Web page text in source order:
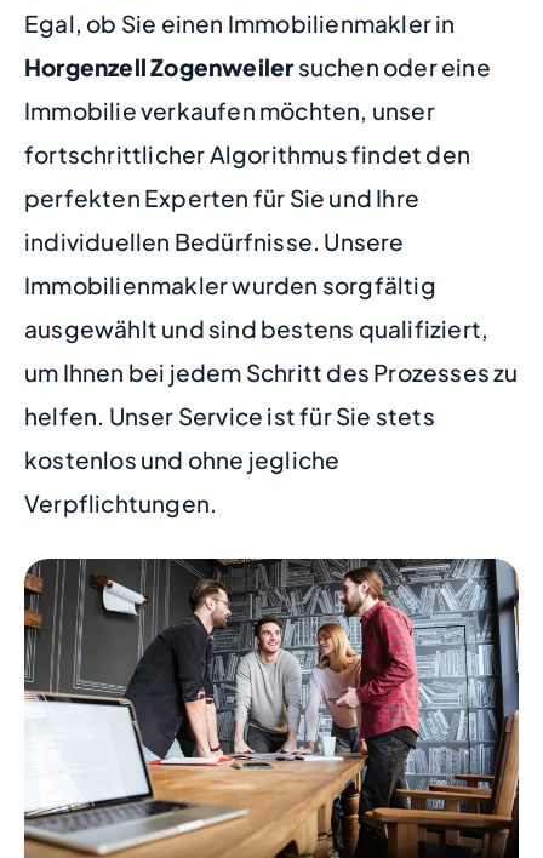
Egal, ob Sie einen Immobilienmakler in
Horgenzell Zogenweilersuchen oder eine
Immobilie verkaufen möchten, unser
fortschrittlicher Algorithmus findet den
perfekten Experten für Sie und Ihre
individuellen Bedürfnisse. Unsere
Immobilienmakler wurden sorgfältig
ausgewählt und sind bestens qualifiziert,
um Ihnen bei jedem Schritt des Prozesses zu
helfen. Unser Service ist für Sie stets
kostenlos und ohne jegliche
Verpflichtungen.